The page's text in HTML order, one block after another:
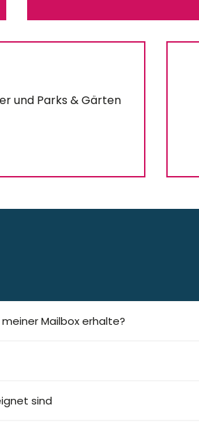
und Parks & Gärten
Mailbox erhalte?
sind